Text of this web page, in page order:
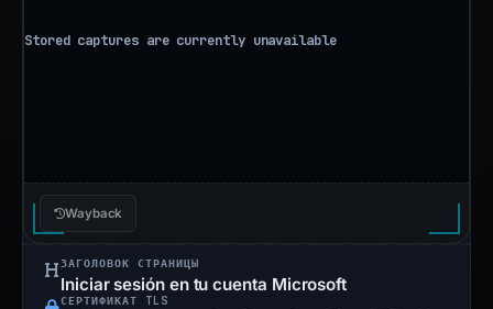
Wayback
ЗАГОЛОВОК СТРАНИЦЫ
Iniciar sesión en tu cuenta Microsoft
СЕРТИФИКАТ TLS